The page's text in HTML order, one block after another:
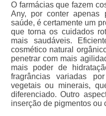
O farmácias que fazem
Any, por conter apenas
saúde, é certamente um
que torna os cuidados
mais saudáveis.
cosmético natural
penetrar com mais
mais poder de
fragrâncias variadas
vegetais ou minerais,
diferenciado. Outro
inserção de pigmentos ou